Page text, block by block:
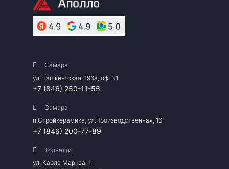
Самара
ул. Ташкентская, 196а, оф. 31
+7 (846) 250-11-55
Самара
п.Стройкерамика, ул.Производственная, 16
+7 (846) 200-77-89
Тольятти
ул. Карла Маркса, 1